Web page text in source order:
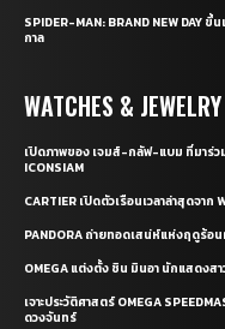
SPIDER-MAN: BRAND NEW DAY
กาล
WATCHES & JEWELRY
เปิดภาพของ เจมส์-กลัฟ-แบม ที่มาร่ว
ICONSIAM
CARTIER เปิดตัวเรือนเวลาล่าสุดจาก
PANDORA ถ่ายทอดเสน่ห์แห่งฤดูร้อน
OMEGA แต่งตั้ง ชิน มินอา นักแสดงส
เจาะประวัติศาสตร์ OMEGA
ดวงจันทร์